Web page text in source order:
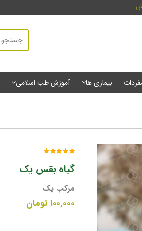
بیماری ها آموزش طب اسلامی
گیاه بقس یک
مرکب یک
۱۰۰,۰۰۰تومان